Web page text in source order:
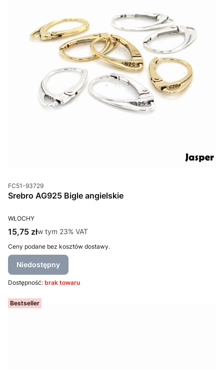
Kod produktu
FC51-93729
Srebro AG925 Bigle angielskie
PRODUCENT
WŁOCHY
Cena brutto
15,75 złw tym %s VAT
w tym 23% VAT
Ceny podane bez kosztów dostawy.
Niedostępny
Dostępność: brak towaru
Bestseller